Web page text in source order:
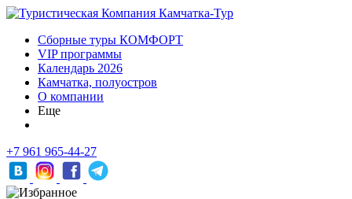
Сборные туры КОМФОРТ
VIP программы
Календарь 2026
Камчатка, полуостров
О компании
Еще
+7 961 965-44-27